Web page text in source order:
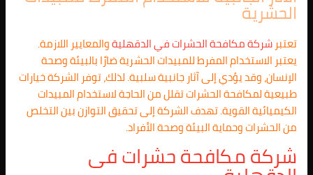
الحشرية
تعتبرشركة مكافحة الحشرات فيالدقهليةوالمعايير اللازمة.
يعتبر الاستخدام المفرط للمبيدات الحشرية ضارًا بالبيئة وصحة
الإنسان، وقد يؤدي إلى آثار جانبية سلبية. لذلك، توفر الشركة خيارات
طبيعية لمكافحة الحشرات تقلل من الحاجة لاستخدام المبيدات
الكيميائية القوية. تهدف الشركة إلى تحقيق التوازن بين التخلص
من الحشرات وحماية البيئة وصحة الأفراد.
شركة مكافحة حشرات فى